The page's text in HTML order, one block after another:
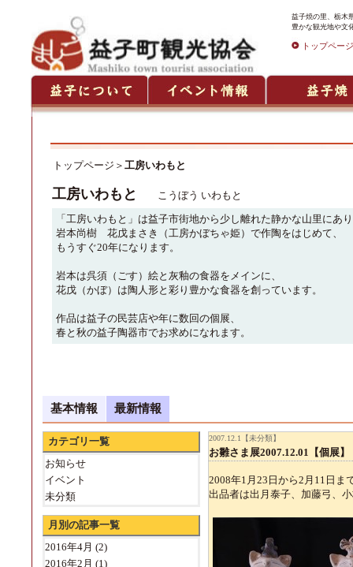
益子焼の里、栃木
豊かな観光地や文
トップページ
トップページ ＞ 工房いわもと
工房いわもと
こうぼう いわもと
「工房いわもと」は益子市街地から少し離れた静かな山里にあ
岩本尚樹 花戊まさき（工房かぼちゃ姫）で作陶をはじめて、
もうすぐ20年になります。
岩本は呉須（ごす）絵と灰釉の食器をメインに、
花戊（かぼ）は陶人形と彩り豊かな食器を創っています。
作品は益子の民芸店や年に数回の個展、
春と秋の益子陶器市でお求めになれます。
基本情報 最新情報
カテゴリ一覧
お知らせ
イベント
未分類
月別の記事一覧
2016年4月 (2)
2016年2月 (1)
2007.12.1【未分類】
お雛さま展2007.12.01【個展】
2008年1月23日から2月11日
出品者は出月泰子、加藤弓、